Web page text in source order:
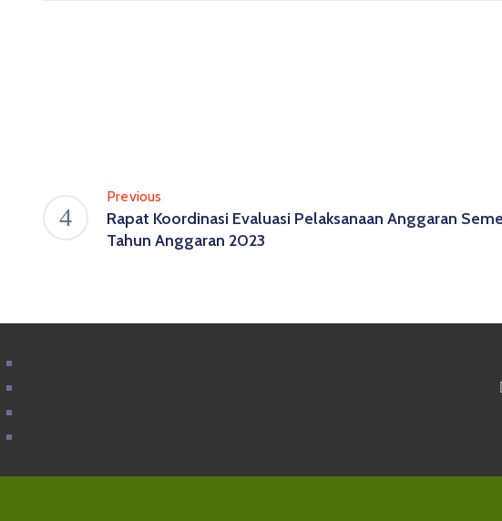
Previous
Rapat Koordinasi Evaluasi Pelaksanaan Anggaran
Tahun Anggaran 2023